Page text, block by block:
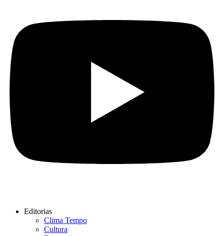
Editorias
Clima Tempo
Cultura